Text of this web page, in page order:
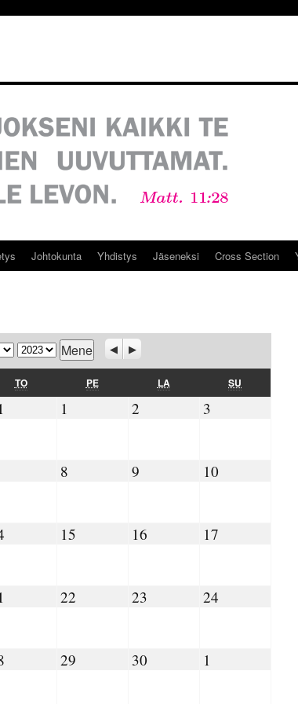
Johtokunta Yhdistys Jäseneksi Cross Section
Vuosi Previous
Seuraava
TOTORSTAI PEPERJANTAI LALAUANTAI SU
31.08.20231 01.09.2023
2 02.09.2023
3
07.09.2023
8 08.09.2023
9 09.09.202310
14.09.2023
15 15.09.2023
16 16.09.2023
17
21.09.2023
22 22.09.2023
23 23.09.2023
24
28.09.2023
29 29.09.2023
30 30.09.20231